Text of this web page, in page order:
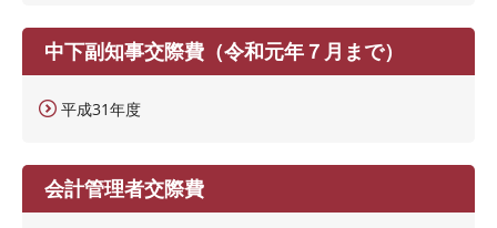
中下副知事交際費（令和元年７月まで）
平成31年度
会計管理者交際費